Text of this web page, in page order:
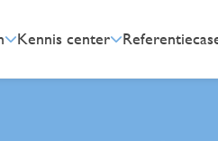
Kennis center